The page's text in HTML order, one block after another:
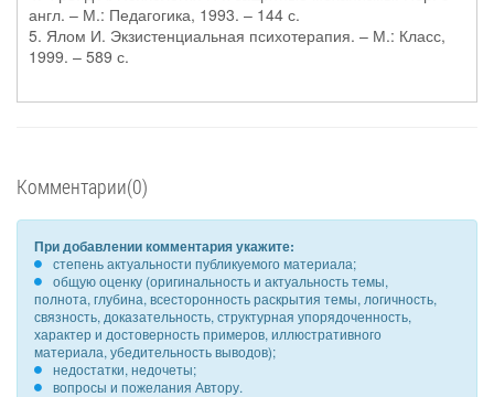
англ. – М.: Педагогика, 1993. – 144 с.
5. Ялом И. Экзистенциальная психотерапия. – М.: Класс,
1999. – 589 с.
Комментарии(0)
При добавлении комментария укажите:
степень актуальности публикуемого материала;
общую оценку (оригинальность и актуальность темы,
полнота, глубина, всесторонность раскрытия темы, логичность,
связность, доказательность, структурная упорядоченность,
характер и достоверность примеров, иллюстративного
материала, убедительность выводов);
недостатки, недочеты;
вопросы и пожелания Автору.